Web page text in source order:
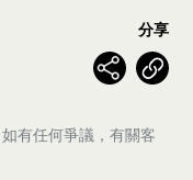
分享
有任何爭議，有關客